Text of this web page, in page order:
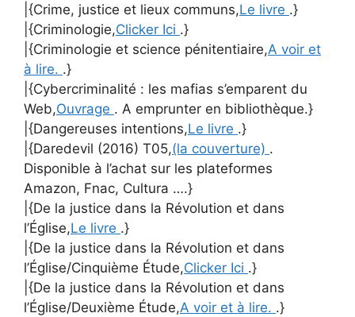
|{Crime, justice et lieux communs,Le livre .}
|{Criminologie,Clicker Ici .}
|{Criminologie et science pénitentiaire,A voir et
à lire. .}
|{Cybercriminalité : les mafias s’emparent du
Web,Ouvrage . A emprunter en bibliothèque.}
|{Dangereuses intentions,Le livre .}
|{Daredevil (2016) T05,(la couverture) .
Disponible à l’achat sur les plateformes
Amazon, Fnac, Cultura ….}
|{De la justice dans la Révolution et dans
l’Église,Le livre .}
|{De la justice dans la Révolution et dans
l’Église/Cinquième Étude,Clicker Ici .}
|{De la justice dans la Révolution et dans
l’Église/Deuxième Étude,A voir et à lire. .}